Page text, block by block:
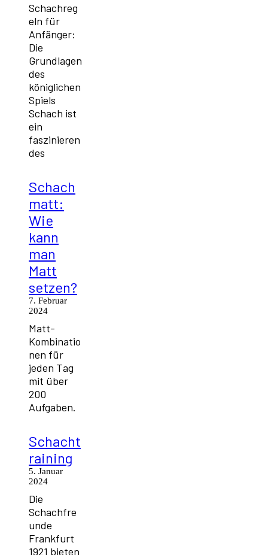
Schachreg
eln für
Anfänger:
Die
Grundlagen
des
königlichen
Spiels
Schach ist
ein
faszinieren
des
Schach
matt:
Wie
kann
man
Matt
setzen?
7. Februar
2024
Matt-
Kombinatio
nen für
jeden Tag
mit über
200
Aufgaben.
Schacht
raining
5. Januar
2024
Die
Schachfre
unde
Frankfurt
1921 bieten